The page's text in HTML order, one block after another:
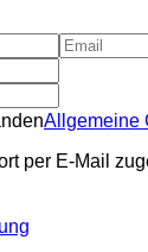
Allgemeine
per E-Mail